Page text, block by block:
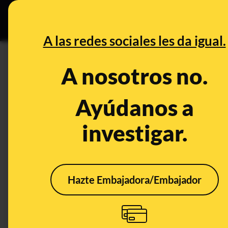
A las redes sociales les da igual.
A nosotros no.
Ayúdanos a
investigar.
Hazte Embajadora/Embajador
Especial
etiquetas
CONTEXTO
Qué sabemos de la
imagen de unos ajos